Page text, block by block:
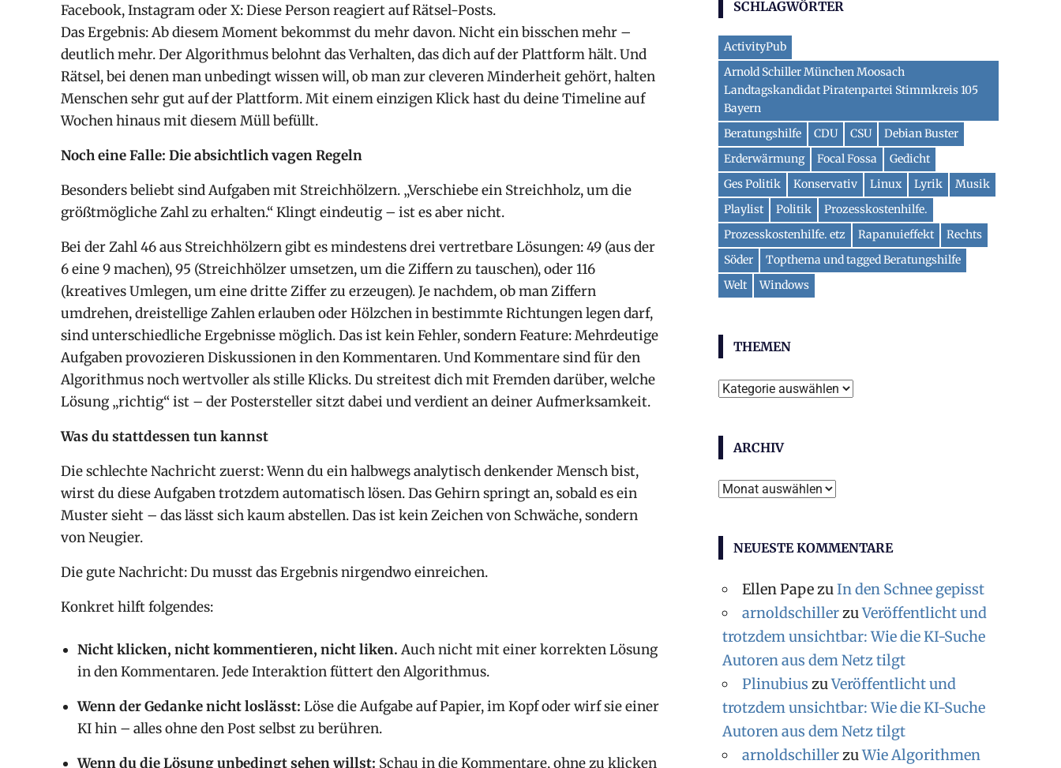
Facebook, Instagram oder X: Diese Person reagiert auf Rätsel-Posts.
Das Ergebnis: Ab diesem Moment bekommst du mehr davon. Nicht ein bisschen mehr –
deutlich mehr. Der Algorithmus belohnt das Verhalten, das dich auf der Plattform hält. Und
Rätsel, bei denen man unbedingt wissen will, ob man zur cleveren Minderheit gehört, halten
Menschen sehr gut auf der Plattform. Mit einem einzigen Klick hast du deine Timeline auf
Wochen hinaus mit diesem Müll befüllt.
Noch eine Falle: Die absichtlich vagen Regeln
Besonders beliebt sind Aufgaben mit Streichhölzern. „Verschiebe ein Streichholz, um die
größtmögliche Zahl zu erhalten.“ Klingt eindeutig – ist es aber nicht.
Bei der Zahl 46 aus Streichhölzern gibt es mindestens drei vertretbare Lösungen: 49 (aus der
6 eine 9 machen), 95 (Streichhölzer umsetzen, um die Ziffern zu tauschen), oder 116
(kreatives Umlegen, um eine dritte Ziffer zu erzeugen). Je nachdem, ob man Ziffern
umdrehen, dreistellige Zahlen erlauben oder Hölzchen in bestimmte Richtungen legen darf,
sind unterschiedliche Ergebnisse möglich. Das ist kein Fehler, sondern Feature: Mehrdeutige
Aufgaben provozieren Diskussionen in den Kommentaren. Und Kommentare sind für den
Algorithmus noch wertvoller als stille Klicks. Du streitest dich mit Fremden darüber, welche
Lösung „richtig“ ist – der Postersteller sitzt dabei und verdient an deiner Aufmerksamkeit.
Was du stattdessen tun kannst
Die schlechte Nachricht zuerst: Wenn du ein halbwegs analytisch denkender Mensch bist,
wirst du diese Aufgaben trotzdem automatisch lösen. Das Gehirn springt an, sobald es ein
Muster sieht – das lässt sich kaum abstellen. Das ist kein Zeichen von Schwäche, sondern
von Neugier.
Die gute Nachricht: Du musst das Ergebnis nirgendwo einreichen.
Konkret hilft folgendes:
Nicht klicken, nicht kommentieren, nicht liken. Auch nicht mit einer korrekten Lösung
in den Kommentaren. Jede Interaktion füttert den Algorithmus.
Wenn der Gedanke nicht loslässt: Löse die Aufgabe auf Papier, im Kopf oder wirf sie einer
KI hin – alles ohne den Post selbst zu berühren.
Wenn du die Lösung unbedingt sehen willst: Schau in die Kommentare, ohne zu klicken
SCHLAGWÖRTER
ActivityPub
Arnold Schiller München Moosach
Landtagskandidat Piratenpartei Stimmkreis 105
Bayern
Beratungshilfe
CDU CSU
Debian Buster
Erderwärmung
Focal Fossa
Gedicht
Ges Politik
Konservativ Linux Lyrik
Musik
Playlist
Politik
Prozesskostenhilfe.
Prozesskostenhilfe. etz
Rapanuieffekt
Rechts
Söder
Topthema und tagged Beratungshilfe
Welt
Windows
THEMEN
Themen
ARCHIV
Archiv
NEUESTE KOMMENTARE
Ellen PapezuIn den Schnee gepisst
arnoldschillerzuVeröffentlicht und
trotzdem unsichtbar: Wie die KI-Suche
Autoren aus dem Netz tilgt
Plinubius zuVeröffentlicht und
trotzdem unsichtbar: Wie die KI-Suche
Autoren aus dem Netz tilgt
arnoldschillerzuWie Algorithmen